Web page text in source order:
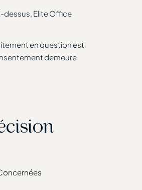
dessus, Elite Office
en question est
demeure